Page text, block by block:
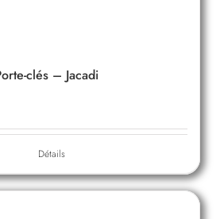
clés – Jacadi
Détails